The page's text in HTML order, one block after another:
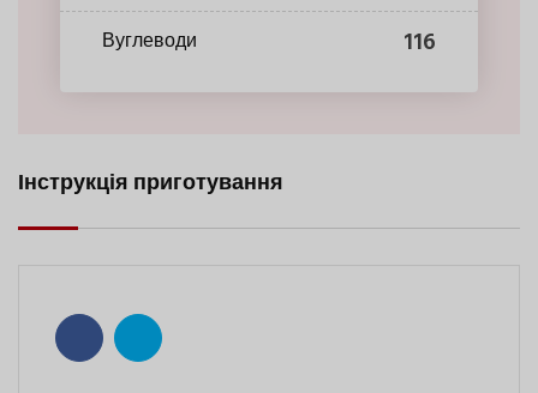
Вуглеводи 116
Інструкція приготування